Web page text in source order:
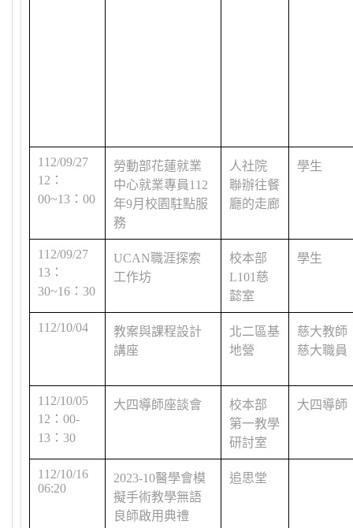
112/09/27
12 ：
00~13 ： 00
勞動部花蓮就業
中心就業專員112
年9月校園駐點服
務
人社院
聯辦往餐
廳的走廊
學生
112/09/27
13 ：
30~16 ： 30
UCAN職涯探索
工作坊
校本部
L101 慈
懿室
學生
112/10/04
教案與課程設計
講座
北二區基
地營
慈大教師
慈大職員
112/10/05
12 ： 00-
13 ： 30
大四導師座談會
校本部
第一教學
研討室
大四導師
112/10/16
06:20
2023-10醫學會模
擬手術教學無語
良師啟用典禮
追思堂